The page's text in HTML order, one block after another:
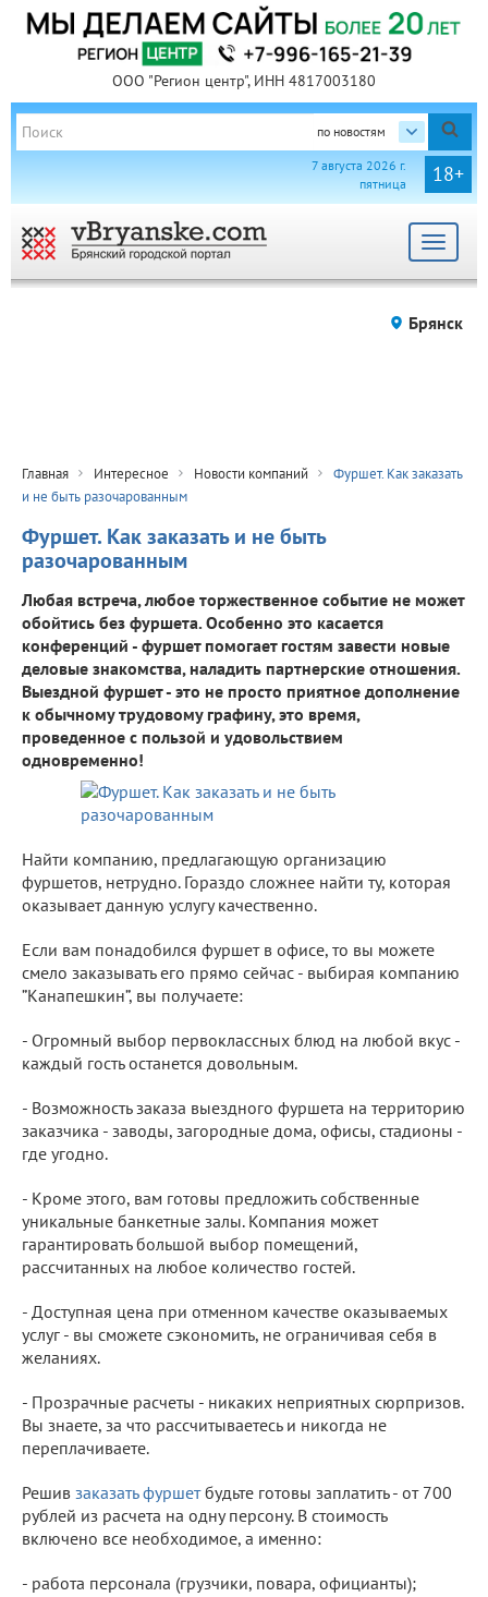
ООО "Регион центр", ИНН 4817003180
по новостям
18+
7 августа 2026 г.
пятница
Toggle
Брянск
Главная Интересное Новости компаний
Фуршет. Как заказать
и не быть разочарованным
Фуршет. Как заказать и не быть
разочарованным
Любая встреча, любое торжественное событие не может
обойтись без фуршета. Особенно это касается
конференций - фуршет помогает гостям завести новые
деловые знакомства, наладить партнерские отношения.
Выездной фуршет - это не просто приятное дополнение
к обычному трудовому графину, это время,
проведенное с пользой и удовольствием
одновременно!
Найти компанию, предлагающую организацию
фуршетов, нетрудно. Гораздо сложнее найти ту, которая
оказывает данную услугу качественно.
Если вам понадобился фуршет в офисе, то вы можете
смело заказывать его прямо сейчас - выбирая компанию
”Канапешкин”, вы получаете:
- Огромный выбор первоклассных блюд на любой вкус -
каждый гость останется довольным.
- Возможность заказа выездного фуршета на территорию
заказчика - заводы, загородные дома, офисы, стадионы -
где угодно.
- Кроме этого, вам готовы предложить собственные
уникальные банкетные залы. Компания может
гарантировать большой выбор помещений,
рассчитанных на любое количество гостей.
- Доступная цена при отменном качестве оказываемых
услуг - вы сможете сэкономить, не ограничивая себя в
желаниях.
- Прозрачные расчеты - никаких неприятных сюрпризов.
Вы знаете, за что рассчитываетесь и никогда не
переплачиваете.
Решив заказать фуршетбудьте готовы заплатить - от 700
рублей из расчета на одну персону. В стоимость
включено все необходимое, а именно:
- работа персонала (грузчики, повара, официанты);